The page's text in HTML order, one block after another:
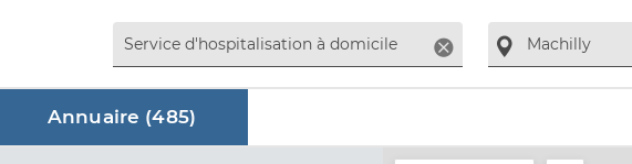
Supprimer
Annuaire (485)